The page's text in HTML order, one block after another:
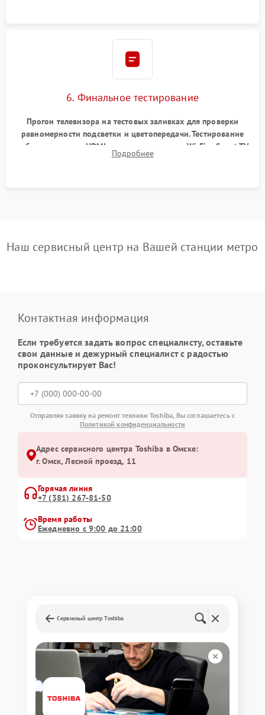
6. Финальное тестирование
Прогон телевизора на тестовых заливках для проверки
равномерности подсветки и цветопередачи. Тестирование
работы разъемов HDMI, динамиков, модуля Wi-Fi и Smart TV
в рабочем режиме в течение нескольких часов.
Подробнее
Наш сервисный центр на Вашей станции метро
Контактная информация
Если требуется задать вопрос специалисту, оставьте
свои данные и дежурный специалист с радостью
проконсультирует Вас!
Отправляя заявку на ремонт техники Toshiba, Вы соглашаетесь с
Политикой конфиденциальности
Адрес сервисного центра Toshiba в Омске:
г. Омск, ​Лесной проезд, 11
Горячая линия
+7 (381) 267-81-50
Время работы
Ежедневно с 9:00 до 21:00
Сервисный центр Toshiba